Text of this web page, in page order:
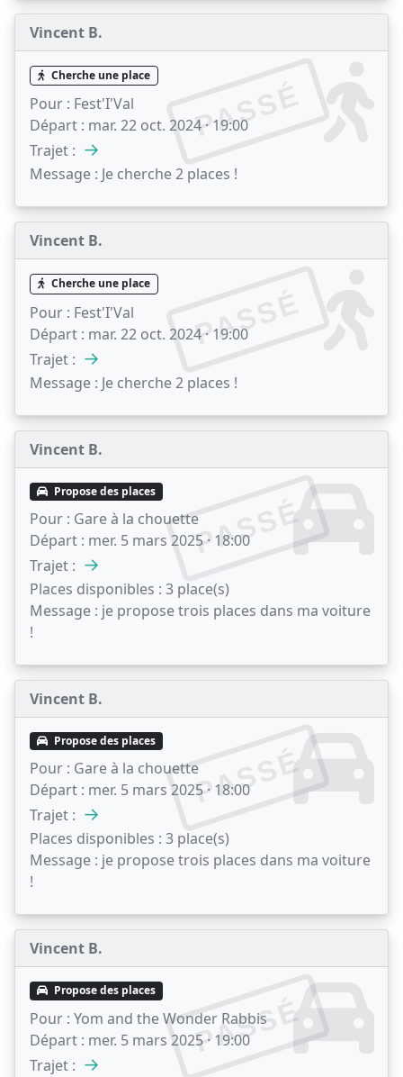
Vincent B.
PASSÉ
Cherche une place
Pour : Fest'I'Val
Départ : mar. 22 oct. 2024 · 19:00
Trajet : →
Message : Je cherche 2 places !
Vincent B.
PASSÉ
Cherche une place
Pour : Fest'I'Val
Départ : mar. 22 oct. 2024 · 19:00
Trajet : →
Message : Je cherche 2 places !
Vincent B.
PASSÉ
Propose des places
Pour : Gare à la chouette
Départ : mer. 5 mars 2025 · 18:00
Trajet : →
Places disponibles : 3 place(s)
Message : je propose trois places dans ma voiture
!
Vincent B.
PASSÉ
Propose des places
Pour : Gare à la chouette
Départ : mer. 5 mars 2025 · 18:00
Trajet : →
Places disponibles : 3 place(s)
Message : je propose trois places dans ma voiture
!
Vincent B.
PASSÉ
Propose des places
Pour : Yom and the Wonder Rabbis
Départ : mer. 5 mars 2025 · 19:00
Trajet : →